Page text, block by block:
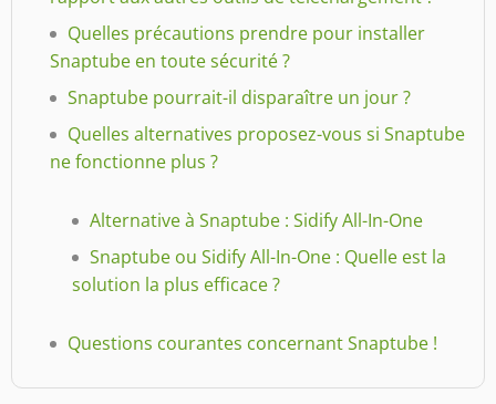
Quelles précautions prendre pour installer
Snaptube en toute sécurité ?
Snaptube pourrait-il disparaître un jour ?
Quelles alternatives proposez-vous si Snaptube
ne fonctionne plus ?
Alternative à Snaptube : Sidify All-In-One
Snaptube ou Sidify All-In-One : Quelle est la
solution la plus efficace ?
Questions courantes concernant Snaptube !